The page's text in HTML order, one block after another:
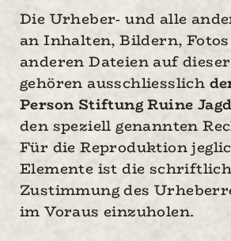
Die Urheber- und alle
an Inhalten, Bildern,
anderen Dateien auf
gehören ausschliesslich
Person Stiftung Ruine
den speziell genannten
Für die Reproduktion
Elemente ist die
Zustimmung des
im Voraus einzuholen.